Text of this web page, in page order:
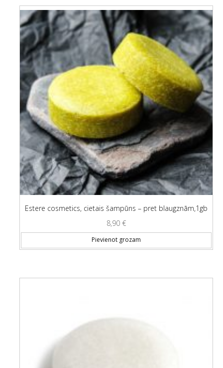
Estere cosmetics, cietais šampūns – pret blaugznām,1gb
8,90 €
Pievienot grozam